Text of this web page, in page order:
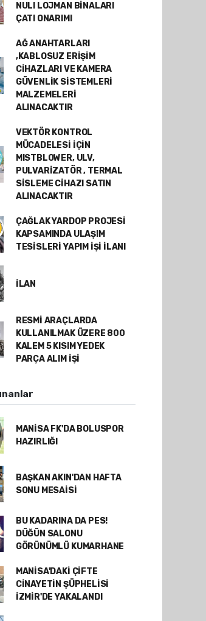
NULI LOJMAN BİNALARI
ÇATI ONARIMI
AĞ ANAHTARLARI
,KABLOSUZ ERİŞİM
CİHAZLARI VE KAMERA
GÜVENLİK SİSTEMLERİ
MALZEMELERİ
ALINACAKTIR
VEKTÖR KONTROL
MÜCADELESİ İÇİN
MISTBLOWER, ULV,
PULVARİZATÖR , TERMAL
SİSLEME CİHAZI SATIN
ALINACAKTIR
ÇAĞLAK YARDOP PROJESİ
KAPSAMINDA ULAŞIM
TESİSLERİ YAPIM İŞİ İLANI
İLAN
RESMİ ARAÇLARDA
KULLANILMAK ÜZERE 800
KALEM 5 KISIM YEDEK
PARÇA ALIM İŞİ
MANİSA FK'DA BOLUSPOR
HAZIRLIĞI
BAŞKAN AKIN'DAN HAFTA
SONU MESAİSİ
BU KADARINA DA PES!
DÜĞÜN SALONU
GÖRÜNÜMLÜ KUMARHANE
MANİSA'DAKİ ÇİFTE
CİNAYETİN ŞÜPHELİSİ
İZMİR'DE YAKALANDI